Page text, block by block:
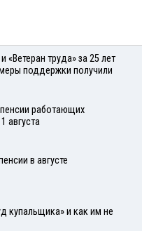
«Ветеран труда» за 25 лет
поддержки получили
работающих
августа
в августе
купальщика» и как им не